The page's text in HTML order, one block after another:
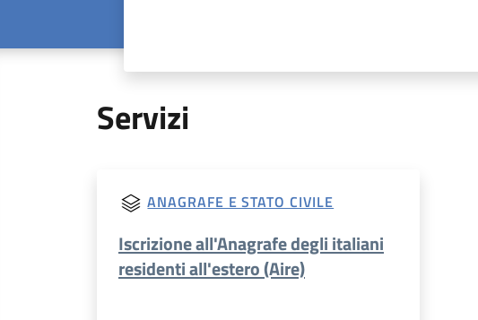
Servizi
ANAGRAFE E STATO CIVILE
Iscrizione all'Anagrafe degli italiani
residenti all'estero (Aire)